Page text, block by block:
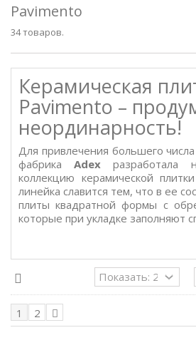
Pavimento
34 товаров.
Керамическая
Pavimento –
неординарность!
Для привлечения большего числа
фабрикаAdex разработала
коллекцию керамической плитки
линейка славится тем, что в ее
плиты квадратной формы с
которые при укладке заполняют
1 2